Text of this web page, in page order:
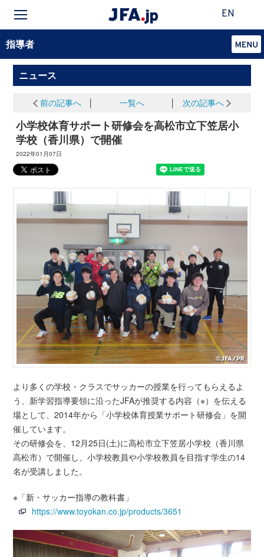
EN
指導者
ニュース
前の記事へ 一覧へ 次の記事へ
小学校体育サポート研修会を高松市立下笠居小
学校（香川県）で開催
2022年01月07日
より多くの学校・クラスでサッカーの授業を行ってもらえるよ
う、新学習指導要領に沿ったJFAが推奨する内容（※）を伝える
場として、2014年から「小学校体育授業サポート研修会」を開
催しています。
その研修会を、12月25日(土)に高松市立下笠居小学校（香川県
高松市）で開催し、小学校教員や小学校教員を目指す学生の14
名が受講しました。
※「新・サッカー指導の教科書」
https://www.toyokan.co.jp/products/3651